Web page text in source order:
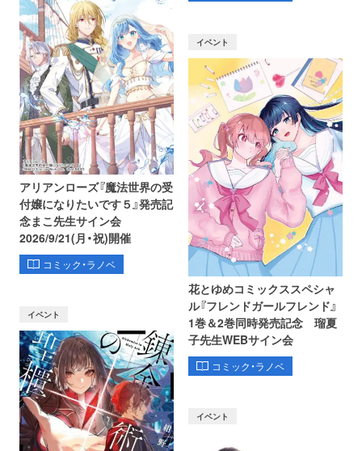
アリアンローズ『魔法世界の受
付嬢になりたいです５』発売記
念まこ先生サイン会
2026/9/21(月・祝)開催
コミック・ラノベ
イベント
花とゆめコミックススペシャ
ル『フレンドガールフレンド』
1巻＆2巻同時発売記念 瑠夏
子先生WEBサイン会
コミック・ラノベ
イベント
イベント